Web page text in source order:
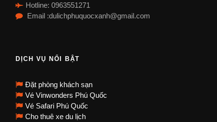
Hotline: 0963551271
Email :dulichphuquocxanh@gmail.com
DỊCH VỤ NỔI BẬT
Đặt phòng khách sạn
Vé Vinwonders Phú Quốc
Vé Safari Phú Quốc
Cho thuê xe du lịch